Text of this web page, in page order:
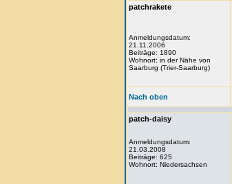
patchrakete
Anmeldungsdatum:
21.11.2006
Beiträge: 1890
Wohnort: in der Nähe von
Saarburg (Trier-Saarburg)
Nach oben
patch-daisy
Anmeldungsdatum:
21.03.2008
Beiträge: 625
Wohnort: Niedersachsen